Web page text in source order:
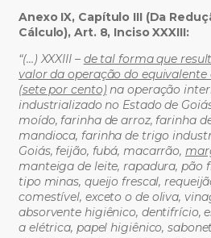
Anexo IX, Capítulo III (Da
Cálculo), Art. 8, Inciso XXXIII:
“(…) XXXIII – de tal forma que
valor da operação do equivalente
(sete por cento) na operação
industrializado no Estado de
moído, farinha de arroz, farinha
mandioca, farinha de trigo
Goiás, feijão, fubá, macarrão,
manteiga de leite, rapadura, pão
tipo minas, queijo frescal,
comestível, excetoo de oliva,
absorvente higiênico, dentifrício,
a elétrica, papel higiênico,